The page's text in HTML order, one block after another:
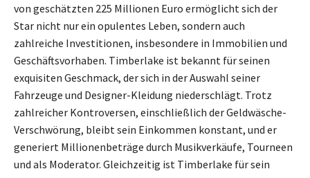
von geschätzten 225 Millionen Euro ermöglicht sich der
Star nicht nur ein opulentes Leben, sondern auch
zahlreiche Investitionen, insbesondere in Immobilien und
Geschäftsvorhaben. Timberlake ist bekannt für seinen
exquisiten Geschmack, der sich in der Auswahl seiner
Fahrzeuge und Designer-Kleidung niederschlägt. Trotz
zahlreicher Kontroversen, einschließlich der Geldwäsche-
Verschwörung, bleibt sein Einkommen konstant, und er
generiert Millionenbeträge durch Musikverkäufe, Tourneen
und als Moderator. Gleichzeitig ist Timberlake für sein